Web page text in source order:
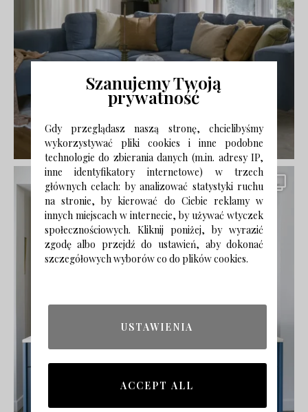
Szanujemy Twoją
prywatność
Gdy przeglądasz naszą stronę, chcielibyśmy
wykorzystywać pliki cookies i inne podobne
technologie do zbierania danych (m.in. adresy IP,
inne identyfikatory internetowe) w trzech
głównych celach: by analizować statystyki ruchu
na stronie, by kierować do Ciebie reklamy w
innych miejscach w internecie, by używać wtyczek
społecznościowych. Kliknij poniżej, by wyrazić
zgodę albo przejdź do ustawień, aby dokonać
szczegółowych wyborów co do plików cookies.
USTAWIENIA
ACCEPT ALL